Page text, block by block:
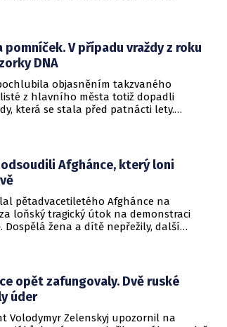
V případu vraždy z roku
DNA
objasněním takzvaného
z hlavního města totiž dopadli
která se stala před patnácti lety.
Afghánce, který loni
pětadvacetiletého Afghánce na
loňský tragický útok na demonstraci
Dospělá žena a dítě nepřežily, další
opět zafungovaly. Dvě ruské
úder
Volodymyr Zelenskyj upozornil na